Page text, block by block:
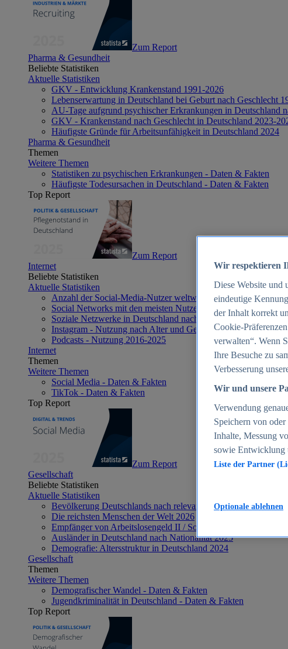
Zum Report
Pharma & Gesundheit
Beliebte Statistiken
Aktuelle Statistiken
GKV - Entwicklung Krankenstand 1991-2026
Lebenserwartung in Deutschland bei Geburt nach Geschlecht
AU-Tage aufgrund psychischer Erkrankungen in Deutschland
GKV - Krankenstand nach Geschlecht in Deutschland 2023-
Häufigste Gründe für Arbeitsunfähigkeit in Deutschland 2024
Pharma & Gesundheit
Themen
Weitere Themen
Statistiken zu psychischen Erkrankungen - Daten & Fakten
Häufigste Todesursachen in Deutschland - Daten & Fakten
Top Report
Zum Report
Internet
Beliebte Statistiken
Aktuelle Statistiken
Anzahl der Social-Media-Nutzer weltweit 2012-2025
Social Networks mit den meisten Nutzern weltweit 2025
Soziale Netzwerke in Deutschland nach Generationen 2025
Instagram - Nutzung nach Alter und Geschlecht in Deutschland
Podcasts - Nutzung 2016-2025
Internet
Themen
Weitere Themen
Social Media - Daten & Fakten
TikTok - Daten & Fakten
Top Report
Zum Report
Gesellschaft
Beliebte Statistiken
Aktuelle Statistiken
Bevölkerung Deutschlands nach relevanten Altersgruppen 2024
Die reichsten Menschen der Welt 2026
Empfänger von Arbeitslosengeld II / Sozialgeld / Bürgergeld in
Ausländer in Deutschland nach Nationalität 2025
Demografie: Altersstruktur in Deutschland 2024
Gesellschaft
Themen
Weitere Themen
Demografischer Wandel - Daten & Fakten
Jugendkriminalität in Deutschland - Daten & Fakten
Top Report
Wir respektieren
Diese Website und
eindeutige
der Inhalt korrekt
Cookie-
verwalten“. Wenn
Ihre Besuche zu
Verbesserung
Wir und unsere
Verwendung
Speichern von
Inhalte, Messung
sowie Entwicklung
Liste der Partner
Optionale ablehnen